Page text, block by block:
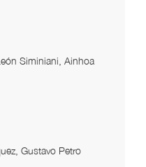
Siminiani, Ainhoa
Gustavo Petro